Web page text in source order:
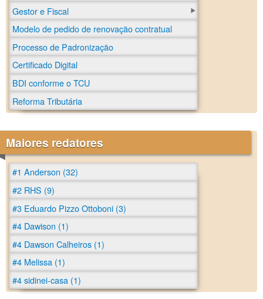
Gestor e Fiscal
Modelo de pedido de renovação contratual
Processo de Padronização
Certificado Digital
BDI conforme o TCU
Reforma Tributária
Maiores redatores
#1 Anderson (32)
#2 RHS (9)
#3 Eduardo Pizzo Ottoboni (3)
#4 Dawison (1)
#4 Dawson Calheiros (1)
#4 Melissa (1)
#4 sidinei-casa (1)